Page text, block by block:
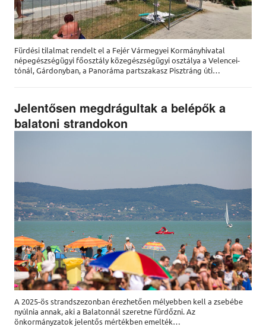
Fürdési tilalmat rendelt el a Fejér Vármegyei Kormányhivatal
népegészségügyi főosztály közegészségügyi osztálya a Velencei-
tónál, Gárdonyban, a Panoráma partszakasz Pisztráng úti…
Jelentősen megdrágultak a belépők a
balatoni strandokon
A 2025-ös strandszezonban érezhetően mélyebben kell a zsebébe
nyúlnia annak, aki a Balatonnál szeretne fürdőzni. Az
önkormányzatok jelentős mértékben emelték…